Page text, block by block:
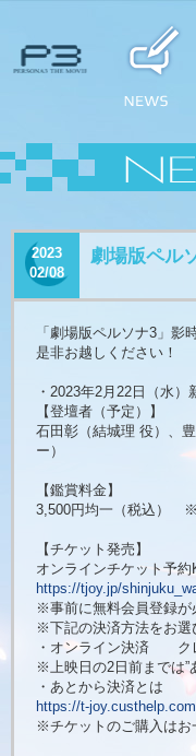
2023
02/08
劇場版ペル
「劇場版ペルソナ3」
是非お越しください！
・2023年2月22日（水
【登壇者（予定）】
石田彰（結城理 役）、
ー）
【鑑賞料金】
3,500円均一（税込）
【チケット発売】
オンラインチケット予
https://tjoy.jp/
※事前に無料会員登録が
※下記の決済方法をお選
・オンライン決済 ク
※上映日の2日前までは”
・あとから決済とは
https://t-
※チケットのご購入はお